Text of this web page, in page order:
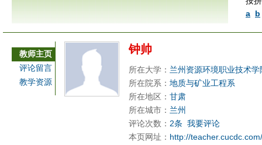
a b
教师主页
评论留言
教学资源
钟帅
所在大学： 兰州资源环境职业技术学
所在院系： 地质与矿业工程系
所在地区： 甘肃
所在城市： 兰州
评论次数： 2条 我要评论
本页网址： http://